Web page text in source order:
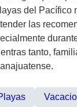
del Pacífico
las
tanto,